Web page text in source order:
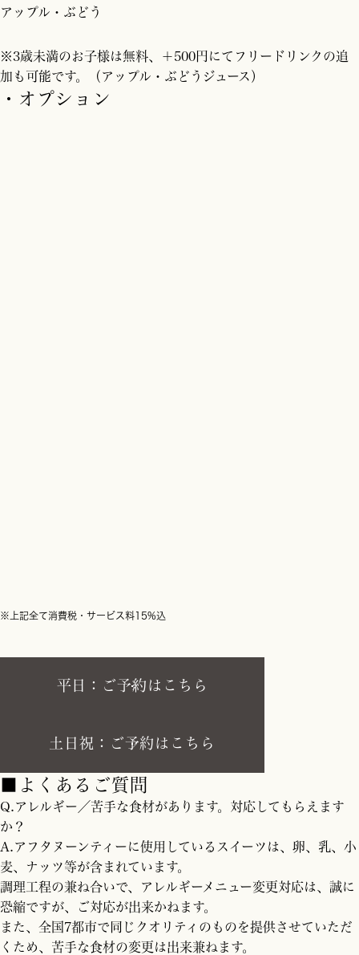
アップル・ぶどう
※3歳未満のお子様は無料、＋500円にてフリードリンクの追
加も可能です。（アップル・ぶどうジュース）
・オプション
※上記全て消費税・サービス料15%込
平日：ご予約はこちら
土日祝：ご予約はこちら
■よくあるご質問
Q.アレルギー／苦手な食材があります。対応してもらえます
か？
A.アフタヌーンティーに使用しているスイーツは、卵、乳、小
麦、ナッツ等が含まれています。
調理工程の兼ね合いで、アレルギーメニュー変更対応は、誠に
恐縮ですが、ご対応が出来かねます。
また、全国7都市で同じクオリティのものを提供させていただ
くため、苦手な食材の変更は出来兼ねます。